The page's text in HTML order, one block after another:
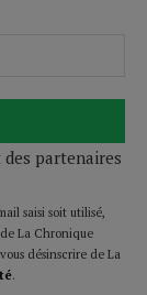
partenaires
saisi soit utilisé,
La Chronique
désinscrire de La
.